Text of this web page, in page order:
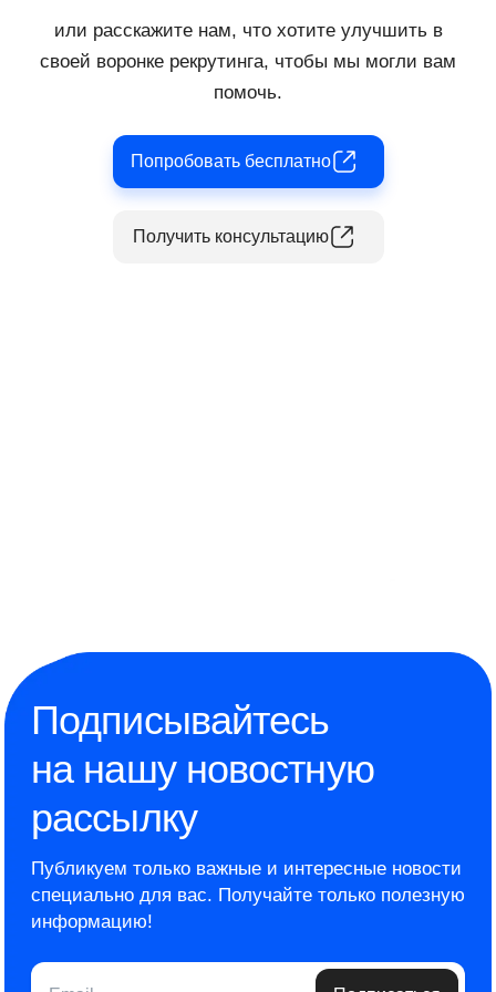
или расскажите нам, что хотите улучшить в
своей воронке рекрутинга, чтобы мы могли вам
помочь.
Попробовать бесплатно
Получить консультацию
Подписывайтесь
на нашу новостную
рассылку
Публикуем только важные и интересные новости
специально для вас. Получайте только полезную
информацию!